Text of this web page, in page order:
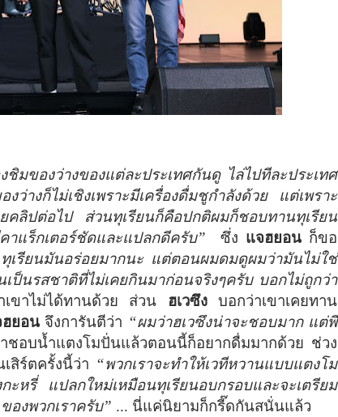
มของว่างของแต่ละประเทศกันดู ไล่ไปทีละประเทศ
ว่างก็ไม่เชิงเพราะมีเครื่องดื่มชูกำลังด้วย แต่เพราะ
คลิปต่อไป ส่วนทุเรียนก็คือปกติผมก็ชอบทานทุเรียน
าแร็กเตอร์ชัดและแปลกดีครับ”
ซึ่ง แจฮยอนก็ขอ
ทุเรียนมันอร่อยมากนะ แต่ตอนผมดมดูผมว่ามันไม่ใช่
ป็นรสชาติที่ไม่เคยกินมาก่อนจริงๆครับ บอกไม่ถูกว่า
เขาไม่ได้ทานด้วย ส่วน ฮเวซึงบอกว่าเขาเคยทาน
ยอน จึงการันตีว่า “ผมว่าฮเวซึงน่าจะชอบมาก แต่พี่
าชอบน้ำแตงโมปั่นแล้วตอนนี้ก็อยากดื่มมากด้วย ช่วง
สิร์ตครั้งนี้ว่า “พวกเราจะทำให้เวทีหวานแบบแตงโม
ะหรี่ แปลกใหม่เหมือนทุเรียนอบกรอบและจะเตรียม
ของพวกเราครับ” ... นี่แค่นิยามก็กรี๊ดกันสนั่นแล้ว